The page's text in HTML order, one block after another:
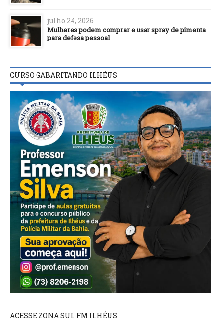
julho 24, 2026
Mulheres podem comprar e usar spray de pimenta
para defesa pessoal
CURSO GABARITANDO ILHÉUS
ACESSE ZONA SUL FM ILHÉUS